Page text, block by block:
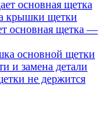
основная щетка —
не держится